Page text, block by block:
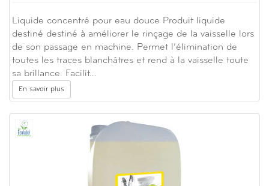
Liquide concentré pour eau douce Produit liquide
destiné destiné à améliorer le rinçage de la vaisselle lors
de son passage en machine. Permet l’élimination de
toutes les traces blanchâtres et rend à la vaisselle toute
sa brillance. Facilit…
En savoir plus